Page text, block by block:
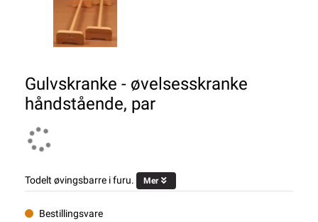
Gulvskranke - øvelsesskranke
håndstående, par
Todelt øvingsbarre i furu. Mer
Bestillingsvare